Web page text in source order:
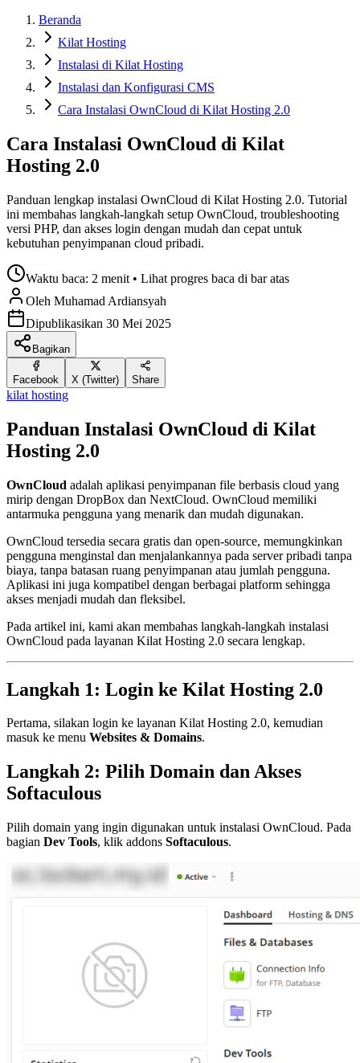
Beranda
Kilat Hosting
Instalasi di Kilat Hosting
Instalasi dan Konfigurasi CMS
Cara Instalasi OwnCloud di Kilat Hosting 2.0
Cara Instalasi OwnCloud di Kilat
Hosting 2.0
Panduan lengkap instalasi OwnCloud di Kilat Hosting 2.0. Tutorial
ini membahas langkah-langkah setup OwnCloud, troubleshooting
versi PHP, dan akses login dengan mudah dan cepat untuk
kebutuhan penyimpanan cloud pribadi.
Waktu baca: 2 menit • Lihat progres baca di bar atas
Oleh Muhamad Ardiansyah
Dipublikasikan 30 Mei 2025
Bagikan
Facebook X (Twitter) Share
kilat hosting
Panduan Instalasi OwnCloud di Kilat
Hosting 2.0
OwnCloud adalah aplikasi penyimpanan file berbasis cloud yang
mirip dengan DropBox dan NextCloud. OwnCloud memiliki
antarmuka pengguna yang menarik dan mudah digunakan.
OwnCloud tersedia secara gratis dan open-source, memungkinkan
pengguna menginstal dan menjalankannya pada server pribadi tanpa
biaya, tanpa batasan ruang penyimpanan atau jumlah pengguna.
Aplikasi ini juga kompatibel dengan berbagai platform sehingga
akses menjadi mudah dan fleksibel.
Pada artikel ini, kami akan membahas langkah-langkah instalasi
OwnCloud pada layanan Kilat Hosting 2.0 secara lengkap.
Langkah 1: Login ke Kilat Hosting 2.0
Pertama, silakan login ke layanan Kilat Hosting 2.0, kemudian
masuk ke menu Websites & Domains.
Langkah 2: Pilih Domain dan Akses
Softaculous
Pilih domain yang ingin digunakan untuk instalasi OwnCloud. Pada
bagian Dev Tools, klik addons Softaculous.